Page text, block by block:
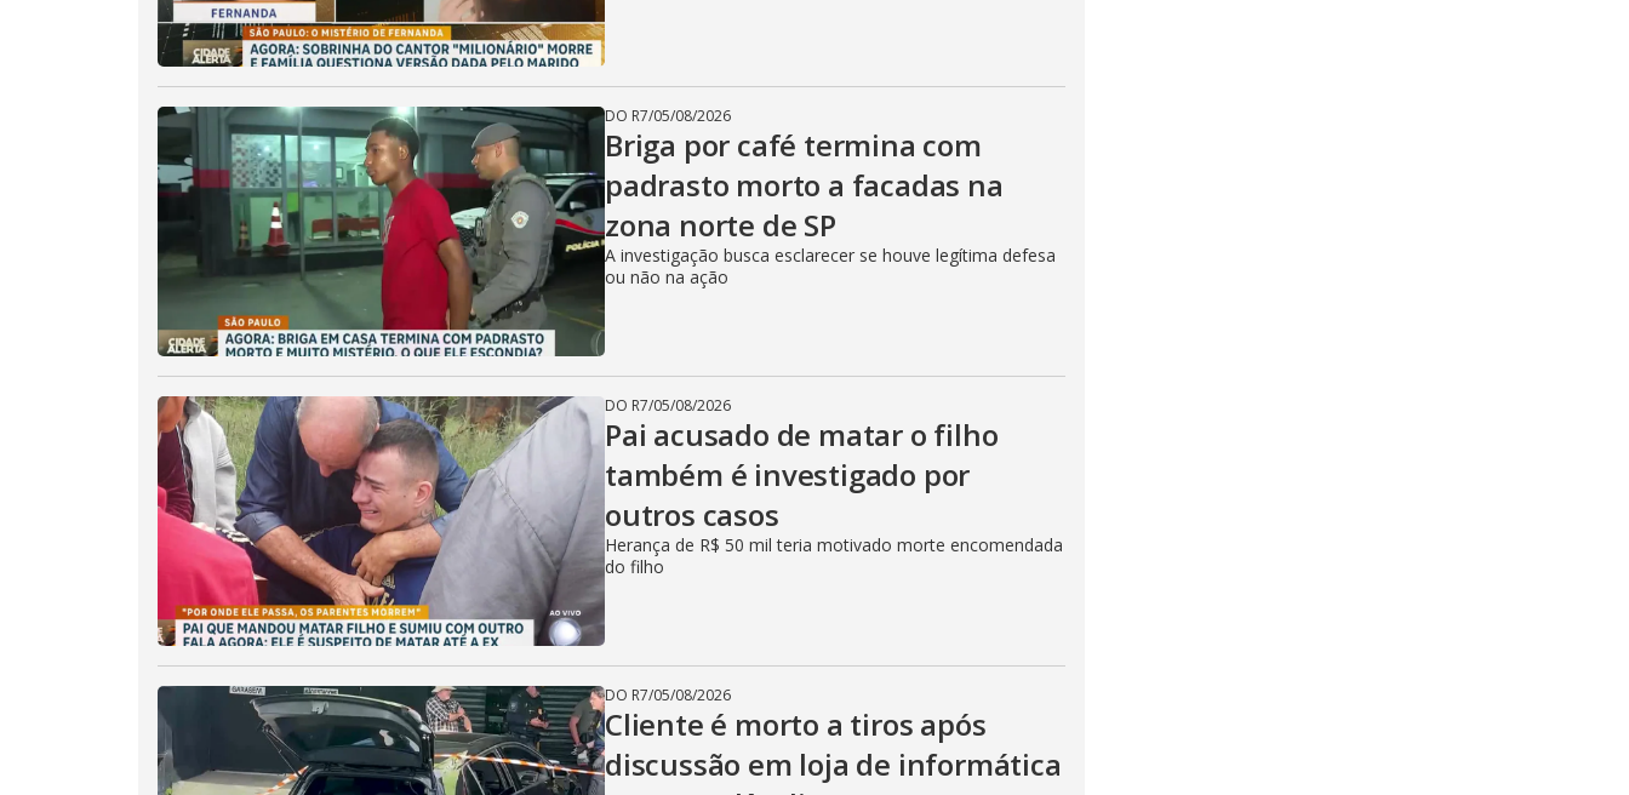
DO R7/05/08/2026
Briga por café termina com
padrasto morto a facadas na
zona norte de SP
A investigação busca esclarecer se houve legítima defesa
ou não na ação
DO R7/05/08/2026
Pai acusado de matar o filho
também é investigado por
outros casos
Herança de R$ 50 mil teria motivado morte encomendada
do filho
DO R7/05/08/2026
Cliente é morto a tiros após
discussão em loja de informática